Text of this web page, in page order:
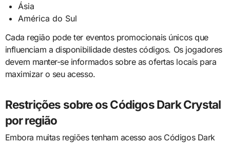
Ásia
América do Sul
Cada região pode ter eventos promocionais únicos que
influenciam a disponibilidade destes códigos. Os jogadores
devem manter-se informados sobre as ofertas locais para
maximizar o seu acesso.
Restrições sobre os Códigos Dark Crystal
por região
Embora muitas regiões tenham acesso aos Códigos Dark